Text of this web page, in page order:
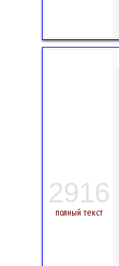
2916
полный текст